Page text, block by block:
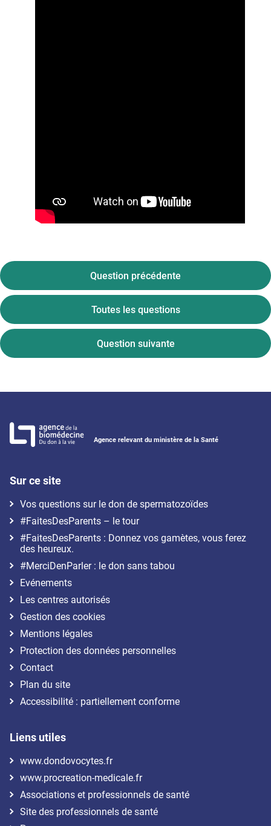
Question précédente
Toutes les questions
Question suivante
Agence relevant du ministère de la Santé
Sur ce site
Vos questions sur le don de spermatozoïdes
#FaitesDesParents – le tour
#FaitesDesParents : Donnez vos gamètes, vous ferez
des heureux.
#MerciDenParler : le don sans tabou
Evénements
Les centres autorisés
Gestion des cookies
Mentions légales
Protection des données personnelles
Contact
Plan du site
Accessibilité : partiellement conforme
Liens utiles
www.dondovocytes.fr
www.procreation-medicale.fr
Associations et professionnels de santé
Site des professionnels de santé